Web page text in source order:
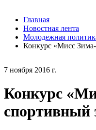
7 ноября 2016 г.
Конкурс
спортивный
Главная
Новостная лента
Молодежная
Конкурс «Мисс